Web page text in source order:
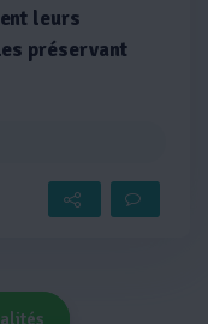
leurs
préservant